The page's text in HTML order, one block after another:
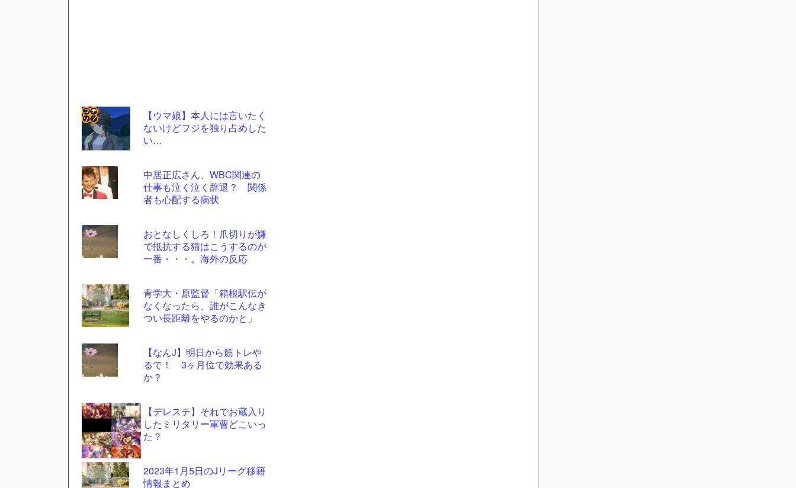
【ウマ娘】本人には言いたく
ないけどフジを独り占めした
い…
中居正広さん、WBC関連の
仕事も泣く泣く辞退？ 関係
者も心配する病状
おとなしくしろ！爪切りが嫌
で抵抗する猫はこうするのが
一番・・・。海外の反応
青学大・原監督「箱根駅伝が
なくなったら、誰がこんなき
つい長距離をやるのかと」
【なんJ】明日から筋トレや
るで！ 3ヶ月位で効果ある
か？
【デレステ】それでお蔵入り
したミリタリー軍曹どこいっ
た？
2023年1月5日のJリーグ移籍
情報まとめ
コテ
リン
- 固
定リ
ンク
更新
ツー